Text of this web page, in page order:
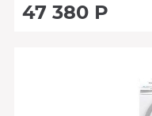
47 380 Р